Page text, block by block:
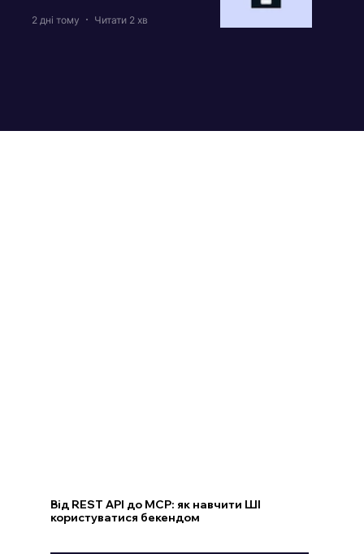
Від REST API до MCP: як навчити ШІ
користуватися бекендом
2 дні тому Читати 2 хв